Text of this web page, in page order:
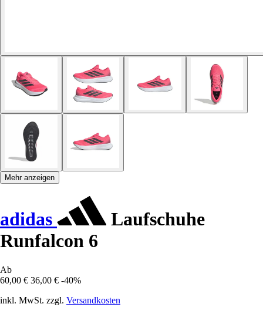
Mehr anzeigen
adidas
Laufschuhe
Runfalcon 6
Ab
60,00 € 36,00 € -40%
inkl. MwSt. zzgl. Versandkosten